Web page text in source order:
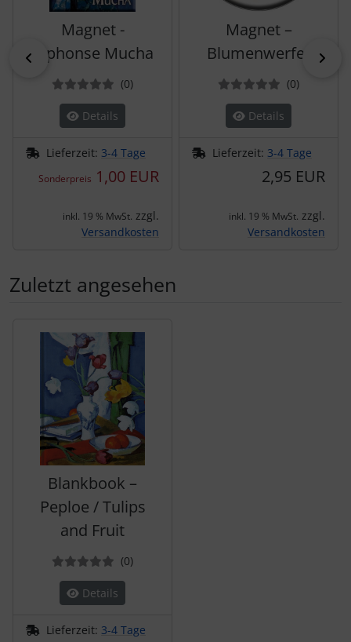
zurück
Magnet -
Alphonse Mucha
(0Bewertungen
)
Details
Lieferzeit: 3-4 Tage
Sonderpreis 1,00 EUR
inkl. 19 % MwSt. zzgl.
Versandkosten
Magnet –
Blumenwerfer
(0)
Details
Lieferzeit: 3-4 Tage
2,95 EUR
inkl. 19 % MwSt. zzgl.
Versandkosten
Zuletzt angesehen
Blankbook –
Peploe / Tulips
and Fruit
(0Bewertungen
)
Details
Lieferzeit: 3-4 Tage